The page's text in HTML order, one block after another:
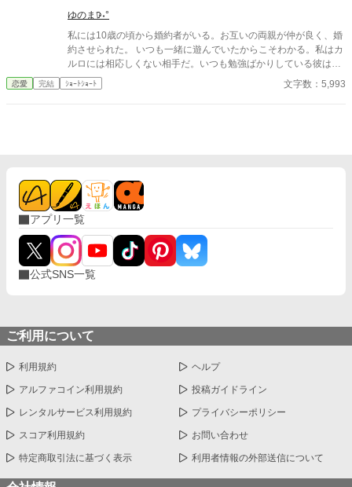
ゆのま𖠚˖°
私には10歳の頃から婚約者がいる。お互いの両親が仲が良く、婚
約させられた。 いつも一緒に遊んでいたからこそわかる。私はカ
ルロには相応しくない相手だ。いつも勉強ばかりしている彼は色
んなことを知っていて、知ろうとする努力が凄まじい。そんな彼
とよく一緒に図書館で楽しそうに会話をしている女の人がいる。
恋愛 完結 ｼｮｰﾄｼｮｰﾄ 文字数：5,993
アプリ一覧
公式SNS一覧
ご利用について
利用規約 ヘルプ
アルファコイン利用規約 投稿ガイドライン
レンタルサービス利用規約 プライバシーポリシー
スコア利用規約 お問い合わせ
特定商取引法に基づく表示 利用者情報の外部送信について